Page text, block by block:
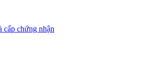
cấp chứng nhận